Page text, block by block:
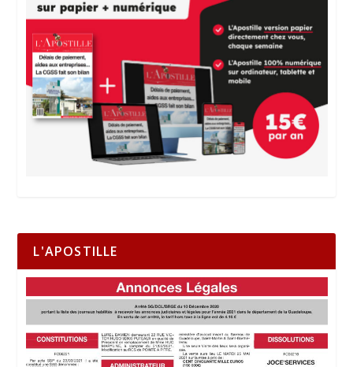
L'APOSTILLE